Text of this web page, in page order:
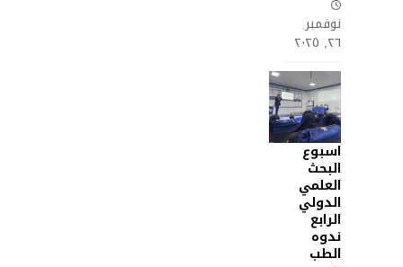
نوفمبر
٢٦, ٢٠٢٥
اسبوع
البحث
العلمي
الدولي
الرابع
ندوه
الطب